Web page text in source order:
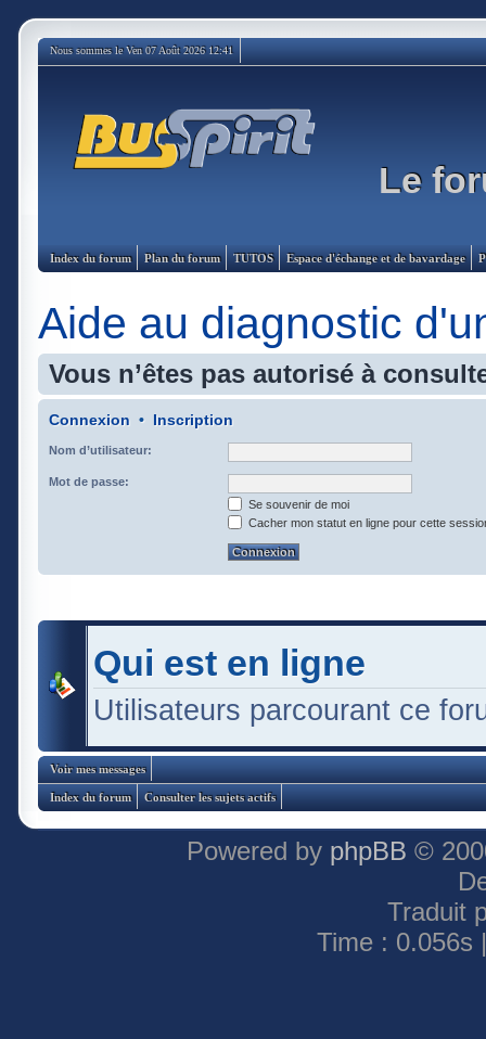
Nous sommes le Ven 07 Août 2026 12:41
Le
Index du forum Plan du forum TUTOS Espace d'échange et de bavardage
Aide au diagnostic
Vous n’êtes pas autorisé à
Connexion • Inscription
Nom d’utilisateur:
Mot de passe:
Se souvenir de moi
Cacher mon statut en ligne pour cette
Qui est en ligne
Utilisateurs parcourant ce
Voir mes messages
Index du forum Consulter les sujets actifs
Powered by phpBB ©
Traduit
Time : 0.056s